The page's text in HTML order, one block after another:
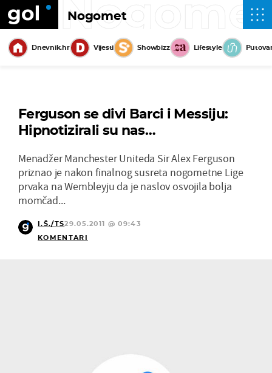
Nogomet
Dnevnik.hr Vijesti Showbizz Lifestyle
Ferguson se divi Barci i Messiju:
Hipnotizirali su nas…
Menadžer Manchester Uniteda Sir Alex Ferguson
priznao je nakon finalnog susreta nogometne Lige
prvaka na Wembleyju da je naslov osvojila bolja
momčad...
I.Š./TS29.05.2011 @ 09:43
KOMENTARI